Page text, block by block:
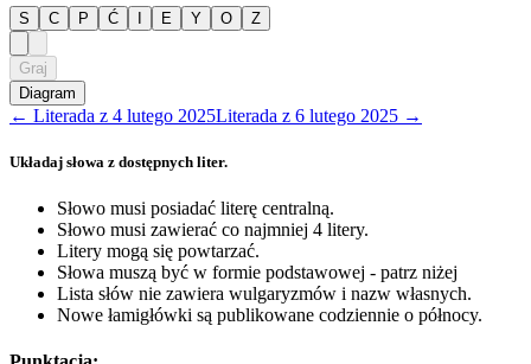
S C P Ć E Y O Z
Graj
Diagram
← Literada z 4 lutego 2025Literada z 6 lutego 2025 →
Układaj słowa z dostępnych liter.
Słowo musi posiadać literę centralną.
Słowo musi zawierać co najmniej 4 litery.
Litery mogą się powtarzać.
Słowa muszą być w formie podstawowej - patrz niżej
Lista słów nie zawiera wulgaryzmów i nazw własnych.
Nowe łamigłówki są publikowane codziennie o północy.